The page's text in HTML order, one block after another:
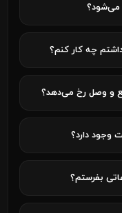
می‌شود؟
چه کار کنم؟
و وصل رخ می‌دهد؟
وجود دارد؟
بفرستم؟